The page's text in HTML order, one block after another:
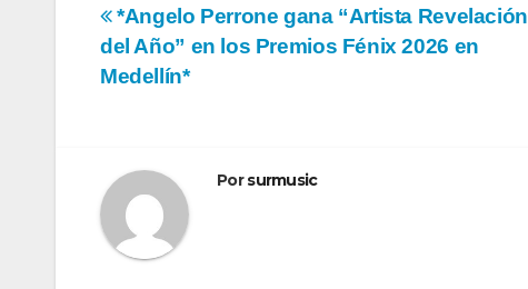
Navegación
de
*Angelo Perrone gana “Artista Revelación
del Año” en los Premios Fénix 2026 en
Medellín*
Porsurmusic